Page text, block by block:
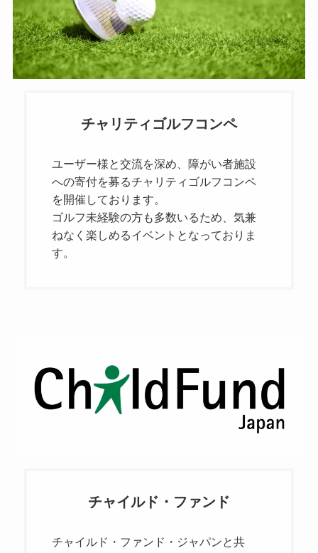
チャリティゴルフコンペ
ユーザー様と交流を深め、障がい者施設
への寄付を募るチャリティゴルフコンペ
を開催しております。
ゴルフ未経験の方も多数いるため、気兼
ねなく楽しめるイベントとなっておりま
す。
チャイルド・ファンド
チャイルド・ファンド・ジャパンと共